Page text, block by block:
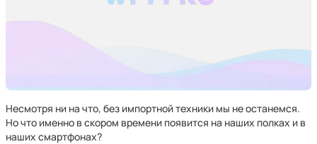
Несмотря ни на что, без импортной техники мы не останемся.
Но что именно в скором времени появится на наших полках и в
наших смартфонах?